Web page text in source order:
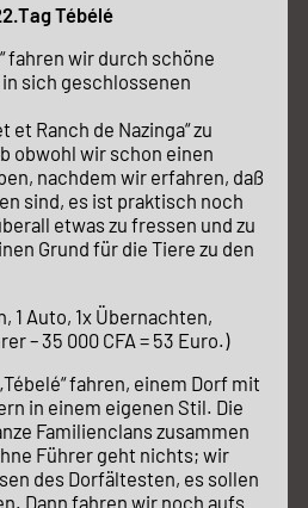
Tébélé
fahren wir durch schöne
sich geschlossenen
et Ranch de Nazinga“ zu
obwohl wir schon einen
nachdem wir erfahren, daß
sind, es ist praktisch noch
etwas zu fressen und zu
Grund für die Tiere zu den
1 Auto, 1x Übernachten,
– 35 000 CFA = 53 Euro.)
fahren, einem Dorf mit
in einem eigenen Stil. Die
Familienclans zusammen
Führer geht nichts; wir
des Dorfältesten, es sollen
Dann fahren wir noch aufs